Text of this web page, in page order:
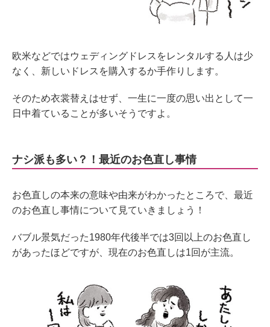
欧米などではウェディングドレスをレンタルする人は少
なく、新しいドレスを購入するか手作りします。
そのため衣裳替えはせず、一生に一度の思い出として一
日中着ていることが多いそうですよ。
ナシ派も多い？！最近のお色直し事情
お色直しの本来の意味や由来がわかったところで、最近
のお色直し事情について見ていきましょう！
バブル景気だった1980年代後半では3回以上のお色直し
があったほどですが、現在のお色直しは1回が主流。